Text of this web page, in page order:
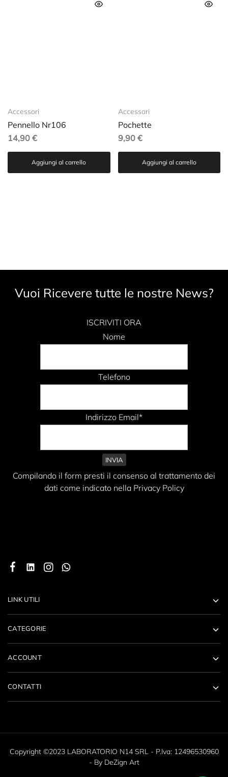
Accessori
Pennello Nr106
14,90 €
Aggiungi al carrello
Accessori
Pochette
9,90 €
Aggiungi al carrello
Vuoi Ricevere tutte le nostre News?
ISCRIVITI ORA
Nome
Telefono
Indirizzo Email*
Compilando il form presti il consenso al trattamento dei
dati come indicato nella Privacy Policy
LINK UTILI
CATEGORIE
ACCOUNT
CONTATTI
Copyright ©2023 LABORATORIO N14 SRL - P.Iva: 12496530960
- By DeZign Art